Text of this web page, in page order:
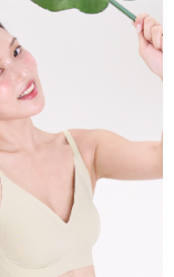
之同意方可使用
，本公司不負相關責
用戶狀況，依本公司即
本公司將視審查結果
現惡意使用之情形，
並採取法律行動。